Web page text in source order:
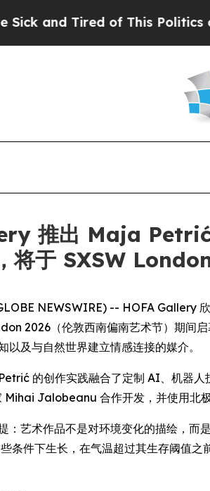
and Tired of This Politics of
推出 Maja
将于 SXSW
NEWSWIRE) -- HOFA Gallery
2026（伦敦西南偏南艺术节）期间
以及与自然世界建立情感连接的媒介。
的创作实践融合了定制 AI、机器
Jalobeanu 合作开发，并使用北极
：艺术作品不是对环境变化的描绘，而
条件下生长，在气温超过其生存阈值